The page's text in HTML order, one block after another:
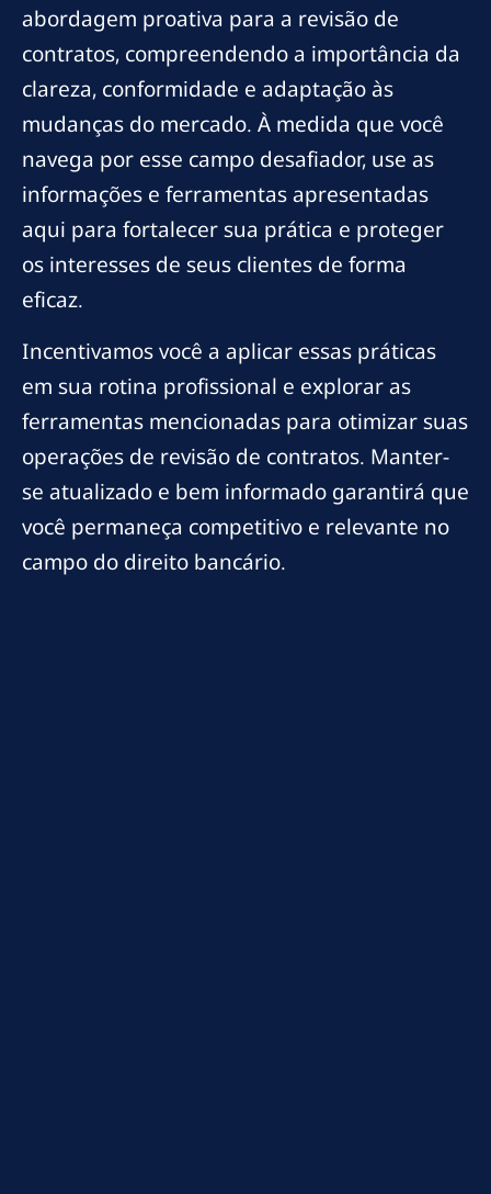
abordagem proativa para a revisão de
contratos, compreendendo a importância da
clareza, conformidade e adaptação às
mudanças do mercado. À medida que você
navega por esse campo desafiador, use as
informações e ferramentas apresentadas
aqui para fortalecer sua prática e proteger
os interesses de seus clientes de forma
eficaz.
Incentivamos você a aplicar essas práticas
em sua rotina profissional e explorar as
ferramentas mencionadas para otimizar suas
operações de revisão de contratos. Manter-
se atualizado e bem informado garantirá que
você permaneça competitivo e relevante no
campo do direito bancário.